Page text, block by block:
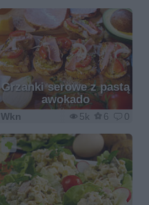
Grzanki serowe z pastą
awokado
5k 6 0
Wkn